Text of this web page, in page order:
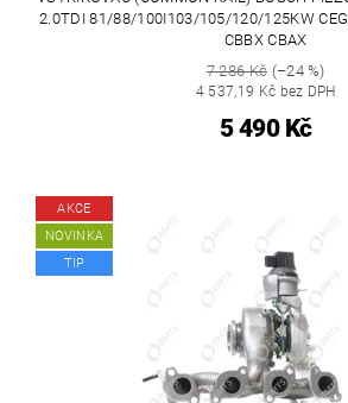
2.0TDI 81/88/100I103/105/120/125KW
CBBX CBAX
7 286 Kč(–24 %)
4 537,19 Kč bez DPH
5 490 Kč
AKCE
NOVINKA
TIP